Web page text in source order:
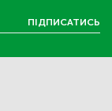
ПІДПИСАТИСЬ